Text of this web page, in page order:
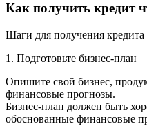
Как получить кредит
Шаги для получения кредита
1. Подготовьте бизнес-план
Опишите свой бизнес,
финансовые прогнозы.
Бизнес-план должен быть
обоснованные финансовые